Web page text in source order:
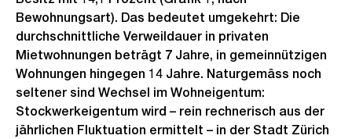
Bewohnungsart). Das bedeutet umgekehrt: Die
durchschnittliche Verweildauer in privaten
Mietwohnungen beträgt 7 Jahre, in gemeinnützigen
Wohnungen hingegen 14 Jahre. Naturgemäss noch
seltener sind Wechsel im Wohneigentum:
Stockwerkeigentum wird – rein rechnerisch aus der
jährlichen Fluktuation ermittelt – in der Stadt Zürich